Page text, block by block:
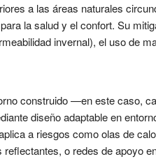
a las áreas naturales
la salud y el confort. Su
invernal), el uso de
construido —en este caso,
diseño adaptable en
a riesgos como olas de
o redes de apoyo